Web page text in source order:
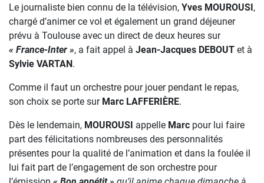
Le journaliste bien connu de la télévision, Yves MOUROUSI ,
chargé d’animer ce vol et également un grand déjeuner
prévu à Toulouse avec un direct de deux heures sur
« France-Inter », a fait appel à Jean-Jacques DEBOUT et à
Sylvie VARTAN .
Comme il faut un orchestre pour jouer pendant le repas,
son choix se porte sur Marc LAFFERIÈRE.
Dès le lendemain, MOUROUSI appelle Marc pour lui faire
part des félicitations nombreuses des personnalités
présentes pour la qualité de l’animation et dans la foulée il
lui fait part de l’engagement de son orchestre pour